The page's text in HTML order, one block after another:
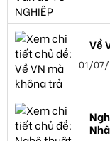
Về
01/